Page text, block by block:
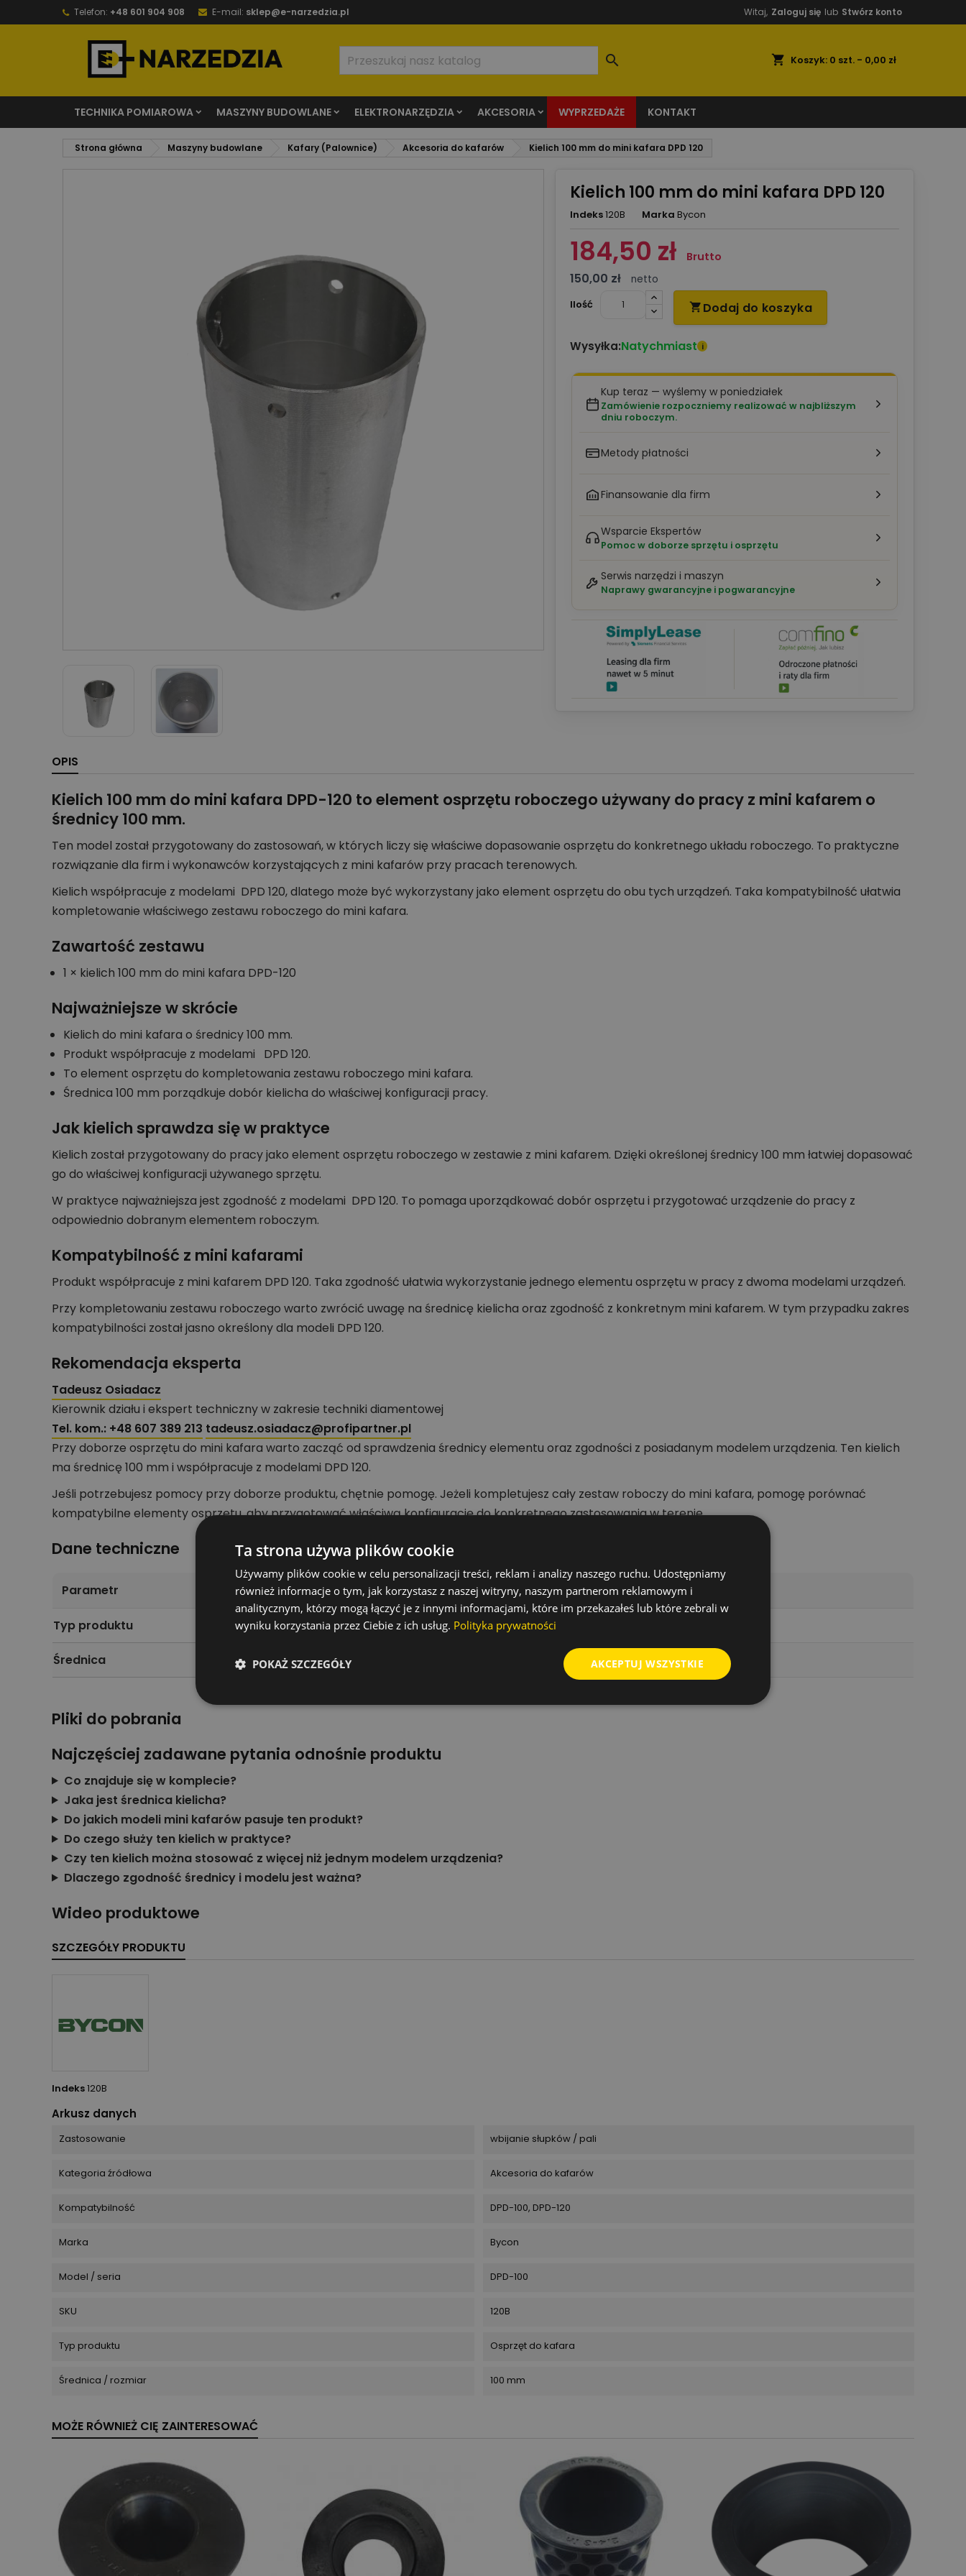
Telefon: +48 601 904 908 E-mail: sklep@e-narzedzia.pl Witaj, Zaloguj się lub Stwórz konto
shopping_cart Koszyk: 0 szt. - 0,00 zł

TECHNIKA POMIAROWA MASZYNY BUDOWLANE ELEKTRONARZĘDZIA AKCESORIA WYPRZEDAŻE KONTAKT
Strona główna Maszyny budowlane Kafary (Palownice) Akcesoria do kafarów Kielich 100 mm do mini kafara DPD 120
Kielich 100 mm do mini kafara DPD 120
Indeks120B Marka Bycon
184,50 zł Brutto
150,00 zł
netto
Ilość
 Dodaj do koszyka
Wysyłka:Natychmiast i
Kup teraz — wyślemy w poniedziałek
Zamówienie rozpoczniemy realizować w najbliższym
dniu roboczym.
Metody płatności
Finansowanie dla firm
Wsparcie Ekspertów
Pomoc w doborze sprzętu i osprzętu
Serwis narzędzi i maszyn
Naprawy gwarancyjne i pogwarancyjne
OPIS
Kielich 100 mm do mini kafara DPD-120 to element osprzętu roboczego używany do pracy z mini kafarem o
średnicy 100 mm.
Ten model został przygotowany do zastosowań, w których liczy się właściwe dopasowanie osprzętu do konkretnego układu roboczego. To praktyczne
rozwiązanie dla firm i wykonawców korzystających z mini kafarów przy pracach terenowych.
Kielich współpracuje z modelami DPD 120, dlatego może być wykorzystany jako element osprzętu do obu tych urządzeń. Taka kompatybilność ułatwia
kompletowanie właściwego zestawu roboczego do mini kafara.
Zawartość zestawu
1 × kielich 100 mm do mini kafara DPD-120
Najważniejsze w skrócie
Kielich do mini kafara o średnicy 100 mm.
Produkt współpracuje z modelami DPD 120.
To element osprzętu do kompletowania zestawu roboczego mini kafara.
Średnica 100 mm porządkuje dobór kielicha do właściwej konfiguracji pracy.
Jak kielich sprawdza się w praktyce
Kielich został przygotowany do pracy jako element osprzętu roboczego w zestawie z mini kafarem. Dzięki określonej średnicy 100 mm łatwiej dopasować
go do właściwej konfiguracji używanego sprzętu.
W praktyce najważniejsza jest zgodność z modelami DPD 120. To pomaga uporządkować dobór osprzętu i przygotować urządzenie do pracy z
odpowiednio dobranym elementem roboczym.
Kompatybilność z mini kafarami
Produkt współpracuje z mini kafarem DPD 120. Taka zgodność ułatwia wykorzystanie jednego elementu osprzętu w pracy z dwoma modelami urządzeń.
Przy kompletowaniu zestawu roboczego warto zwrócić uwagę na średnicę kielicha oraz zgodność z konkretnym mini kafarem. W tym przypadku zakres
kompatybilności został jasno określony dla modeli DPD 120.
Rekomendacja eksperta
Tadeusz Osiadacz
Kierownik działu i ekspert techniczny w zakresie techniki diamentowej
Tel. kom.: +48 607 389 213 tadeusz.osiadacz@profipartner.pl
Przy doborze osprzętu do mini kafara warto zacząć od sprawdzenia średnicy elementu oraz zgodności z posiadanym modelem urządzenia. Ten kielich
ma średnicę 100 mm i współpracuje z modelami DPD 120.
Jeśli potrzebujesz pomocy przy doborze produktu, chętnie pomogę. Jeżeli kompletujesz cały zestaw roboczy do mini kafara, pomogę porównać
kompatybilne elementy osprzętu, aby przygotować właściwą konfigurację do konkretnego zastosowania w terenie.
Dane techniczne
Parametr Wartość
Typ produktu Kielich do mini kafara
Średnica
Pliki do pobrania
Najczęściej zadawane pytania odnośnie produktu
Co znajduje się w komplecie?
Jaka jest średnica kielicha?
Do jakich modeli mini kafarów pasuje ten produkt?
Do czego służy ten kielich w praktyce?
Czy ten kielich można stosować z więcej niż jednym modelem urządzenia?
Dlaczego zgodność średnicy i modelu jest ważna?
Wideo produktowe
SZCZEGÓŁY PRODUKTU
Indeks120B
Arkusz danych
Zastosowanie wbijanie słupków / pali
Kategoria źródłowa Akcesoria do kafarów
Kompatybilność DPD-100, DPD-120
Marka Bycon
Model / seria DPD-100
SKU 120B
Typ produktu Osprzęt do kafara
Średnica / rozmiar 100 mm
MOŻE RÓWNIEŻ CIĘ ZAINTERESOWAĆ
Ta strona używa plików cookie
Używamy plików cookie w celu personalizacji treści, reklam i analizy naszego ruchu. Udostępniamy
również informacje o tym, jak korzystasz z naszej witryny, naszym partnerom reklamowym i
analitycznym, którzy mogą łączyć je z innymi informacjami, które im przekazałeś lub które zebrali w
wyniku korzystania przez Ciebie z ich usług. Polityka prywatności
AKCEPTUJ WSZYSTKIE
POKAŻ SZCZEGÓŁY